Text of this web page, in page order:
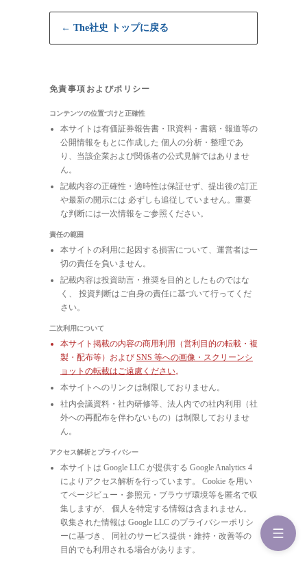
← The社史 トップに戻る
免責事項およびポリシー
コンテンツの位置づけと正確性
本サイトは有価証券報告書・IR資料・書籍・報道等の
公開情報をもとに作成した 個人の分析・整理であ
り、当該企業および関係者の公式見解ではありませ
ん。
記載内容の正確性・適時性は保証せず、提出後の訂正
や最新の開示には 必ずしも追従していません。重要
な判断には一次情報をご参照ください。
責任の範囲
本サイトの利用に起因する損害について、運営者は一
切の責任を負いません。
記載内容は投資助言・推奨を目的としたものではな
く、 投資判断はご自身の責任に基づいて行ってくだ
さい。
二次利用について
本サイト掲載の内容の商用利用（営利目的の転載・複
製・配布等）および SNS 等への画像・スクリーンシ
ョットの転載はご遠慮ください。
本サイトへのリンクは制限しておりません。
社内会議資料・社内研修等、法人内での社内利用（社
外への再配布を伴わないもの）は制限しておりませ
ん。
アクセス解析とプライバシー
本サイトは Google LLC が提供する Google Analytics 4
によりアクセス解析を行っています。 Cookie を用い
てページビュー・参照元・ブラウザ環境等を匿名で収
集しますが、 個人を特定する情報は含まれません。
収集された情報は Google LLC のプライバシーポリシ
ーに基づき、 同社のサービス提供・維持・改善等の
目的でも利用される場合があります。